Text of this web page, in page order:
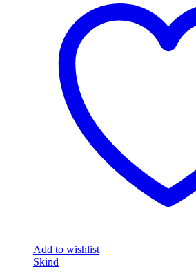
Add to wishlist
Skind